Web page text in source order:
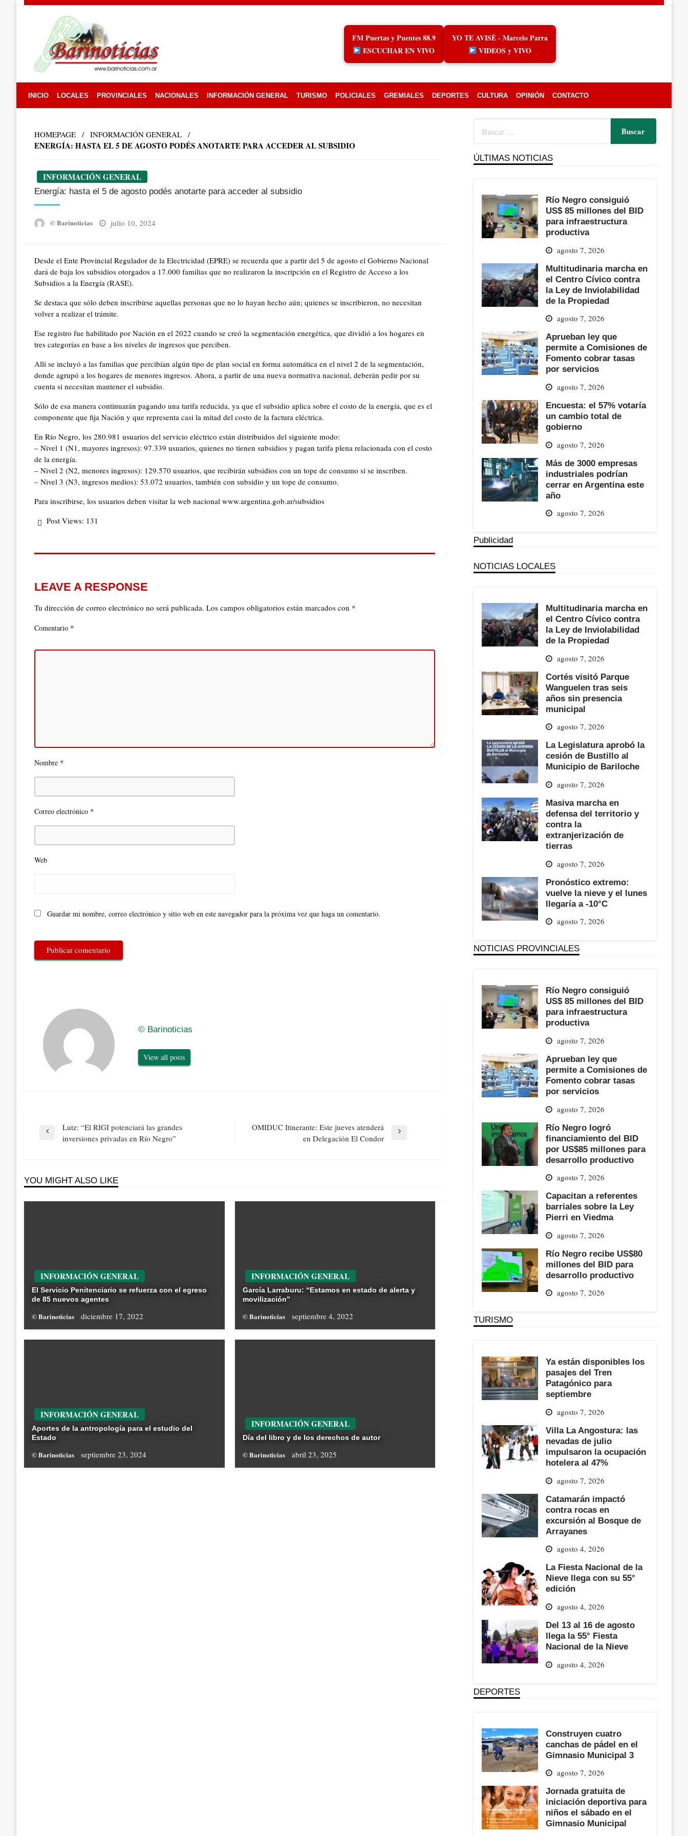
FM Puertas y Puentes 88.9
ESCUCHAR EN VIVO
YO TE AVISÉ - Marcelo Parra
VIDEOS y VIVO
INICIO LOCALES PROVINCIALES NACIONALES INFORMACIÓN GENERAL TURISMO POLICIALES GREMIALES DEPORTES CULTURA OPINIÓN CONTACTO
HOMEPAGE INFORMACIÓN GENERAL
ENERGÍA: HASTA EL 5 DE AGOSTO PODÉS ANOTARTE PARA ACCEDER AL SUBSIDIO
INFORMACIÓN GENERAL
Energía: hasta el 5 de agosto podés anotarte para acceder al subsidio
© Barinoticias
Posted
julio 10, 2024
Desde el Ente Provincial Regulador de la Electricidad (EPRE) se recuerda que a partir del 5 de agosto el Gobierno Nacional
dará de baja los subsidios otorgados a 17.000 familias que no realizaron la inscripción en el Registro de Acceso a los
Subsidios a la Energía (RASE).
Se destaca que sólo deben inscribirse aquellas personas que no lo hayan hecho aún; quienes se inscribieron, no necesitan
volver a realizar el trámite.
Ese registro fue habilitado por Nación en el 2022 cuando se creó la segmentación energética, que dividió a los hogares en
tres categorías en base a los niveles de ingresos que perciben.
Allí se incluyó a las familias que percibían algún tipo de plan social en forma automática en el nivel 2 de la segmentación,
donde agrupó a los hogares de menores ingresos. Ahora, a partir de una nueva normativa nacional, deberán pedir por su
cuenta si necesitan mantener el subsidio.
Sólo de esa manera continuarán pagando una tarifa reducida, ya que el subsidio aplica sobre el costo de la energía, que es el
componente que fija Nación y que representa casi la mitad del costo de la factura eléctrica.
En Río Negro, los 280.981 usuarios del servicio eléctrico están distribuidos del siguiente modo:
– Nivel 1 (N1, mayores ingresos): 97.339 usuarios, quienes no tienen subsidios y pagan tarifa plena relacionada con el costo
de la energía.
– Nivel 2 (N2, menores ingresos): 129.570 usuarios, que recibirán subsidios con un tope de consumo si se inscriben.
– Nivel 3 (N3, ingresos medios): 53.072 usuarios, también con subsidio y un tope de consumo.
Para inscribirse, los usuarios deben visitar la web nacional www.argentina.gob.ar/subsidios
Post Views: 131
LEAVE A RESPONSE
Tu dirección de correo electrónico no será publicada. Los campos obligatorios están marcados con *
Comentario *
Nombre *
Correo electrónico *
Web
Guardar mi nombre, correo electrónico y sitio web en este navegador para la próxima vez que haga un comentario.
© Barinoticias
View all posts
Navegación
Previous
Lutz: “El RIGI potenciará las grandes
inversiones privadas en Río Negro”
OMIDUC Itinerante: Este jueves atenderá
en Delegación El Condor
YOU MIGHT ALSO LIKE
INFORMACIÓN GENERAL
El Servicio Penitenciario se refuerza con el egreso
de 85 nuevos agentes
© Barinoticias diciembre 17, 2022
INFORMACIÓN GENERAL
García Larraburu: “Estamos en estado de alerta y
movilización”
© Barinoticias septiembre 4, 2022
INFORMACIÓN GENERAL
Aportes de la antropología para el estudio del
Estado
© Barinoticias septiembre 23, 2024
INFORMACIÓN GENERAL
Día del libro y de los derechos de autor
© Barinoticias abril 23, 2025
ÚLTIMAS NOTICIAS
Río Negro consiguió
US$ 85 millones del BID
para infraestructura
productiva
agosto 7, 2026
Multitudinaria marcha en
el Centro Cívico contra
la Ley de Inviolabilidad
de la Propiedad
agosto 7, 2026
Aprueban ley que
permite a Comisiones de
Fomento cobrar tasas
por servicios
agosto 7, 2026
Encuesta: el 57% votaría
un cambio total de
gobierno
agosto 7, 2026
Más de 3000 empresas
industriales podrían
cerrar en Argentina este
año
agosto 7, 2026
Publicidad
NOTICIAS LOCALES
Multitudinaria marcha en
el Centro Cívico contra
la Ley de Inviolabilidad
de la Propiedad
agosto 7, 2026
Cortés visitó Parque
Wanguelen tras seis
años sin presencia
municipal
agosto 7, 2026
La Legislatura aprobó la
cesión de Bustillo al
Municipio de Bariloche
agosto 7, 2026
Masiva marcha en
defensa del territorio y
contra la
extranjerización de
tierras
agosto 7, 2026
Pronóstico extremo:
vuelve la nieve y el lunes
llegaría a -10°C
agosto 7, 2026
NOTICIAS PROVINCIALES
Río Negro consiguió
US$ 85 millones del BID
para infraestructura
productiva
agosto 7, 2026
Aprueban ley que
permite a Comisiones de
Fomento cobrar tasas
por servicios
agosto 7, 2026
Río Negro logró
financiamiento del BID
por US$85 millones para
desarrollo productivo
agosto 7, 2026
Capacitan a referentes
barriales sobre la Ley
Pierri en Viedma
agosto 7, 2026
Río Negro recibe US$80
millones del BID para
desarrollo productivo
agosto 7, 2026
TURISMO
Ya están disponibles los
pasajes del Tren
Patagónico para
septiembre
agosto 7, 2026
Villa La Angostura: las
nevadas de julio
impulsaron la ocupación
hotelera al 47%
agosto 7, 2026
Catamarán impactó
contra rocas en
excursión al Bosque de
Arrayanes
agosto 4, 2026
La Fiesta Nacional de la
Nieve llega con su 55°
edición
agosto 4, 2026
Del 13 al 16 de agosto
llega la 55° Fiesta
Nacional de la Nieve
agosto 4, 2026
DEPORTES
Construyen cuatro
canchas de pádel en el
Gimnasio Municipal 3
agosto 7, 2026
Jornada gratuita de
iniciación deportiva para
niños el sábado en el
Gimnasio Municipal